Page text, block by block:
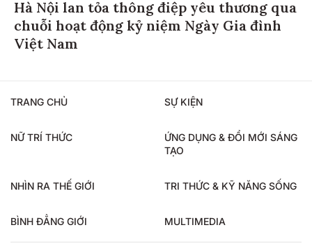
Hà Nội lan tỏa thông điệp yêu thương qua
chuỗi hoạt động kỷ niệm Ngày Gia đình
Việt Nam
TRANG CHỦ SỰ KIỆN
NỮ TRÍ THỨC
ỨNG DỤNG & ĐỔI MỚI SÁNG
TẠO
NHÌN RA THẾ GIỚI TRI THỨC & KỸ NĂNG SỐNG
BÌNH ĐẲNG GIỚI MULTIMEDIA